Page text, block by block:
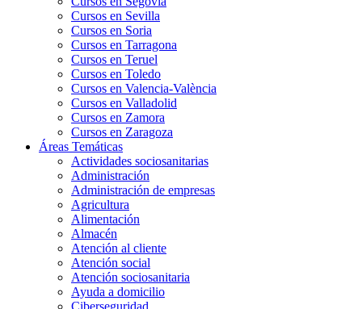
Cursos en Sevilla
Cursos en Soria
Cursos en Tarragona
Cursos en Teruel
Cursos en Toledo
Cursos en Valencia-València
Cursos en Valladolid
Cursos en Zamora
Cursos en Zaragoza
Áreas Temáticas
Actividades sociosanitarias
Administración
Administración de empresas
Agricultura
Alimentación
Almacén
Atención al cliente
Atención social
Atención sociosanitaria
Ayuda a domicilio
Ciberseguridad